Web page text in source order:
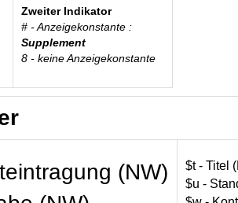
Zweiter Indikator
# -Anzeigekonstante :
Supplement
8 - keine Anzeigekonstante
(NW)
$t - Titel
$u -